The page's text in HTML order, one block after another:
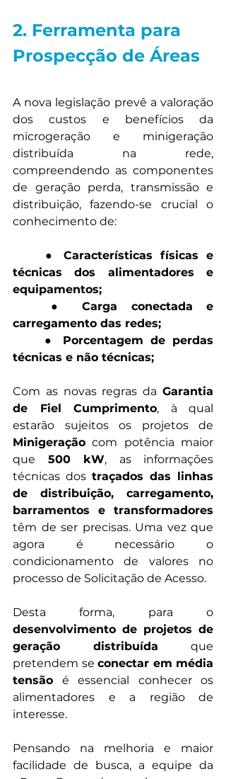
2. Ferramenta para
Prospecção de Áreas
A nova legislação prevê a valoração
dos custos e benefícios da
microgeração e minigeração
distribuída na rede,
compreendendo as componentes
de geração perda, transmissão e
distribuição, fazendo-se crucial o
conhecimento de:
	●
Características físicas e
técnicas dos alimentadores e
equipamentos;
carregamento das redes;
técnicas e não técnicas;
Com as novas regras da Garantia
de Fiel Cumprimento, à qual
Minigeração com potência maior
que 500 kW, as informações
técnicas dos traçados das linhas
de distribuição, carregamento,
barramentos e transformadores
têm de ser precisas. Uma vez que
agora é necessário o
condicionamento de valores no
processo de Solicitação de Acesso.
desenvolvimento de projetos de
geração distribuída que
pretendem se conectar em média
tensão é essencial conhecer os
alimentadores e a região de
interesse.
Pensando na melhoria e maior
facilidade de busca, a equipe da